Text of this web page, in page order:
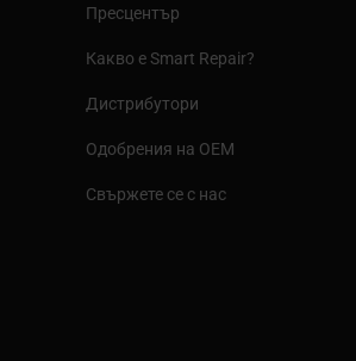
Пресцентър
Какво е Smart Repair?
Дистрибутори
Одобрения на OEM
Свържете се с нас